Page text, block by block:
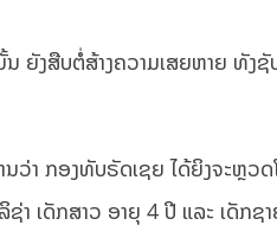
ຍັງສືບຕໍ່ສ້າງຄວາມເສຍຫາຍ ທັ
ວ່າ ກອງທັບຣັດເຊຍ ໄດ້ຍິງຈະຫຼ
າ ເດັກສາວ ອາຍຸ 4 ປີ ແລະ ເດັກ